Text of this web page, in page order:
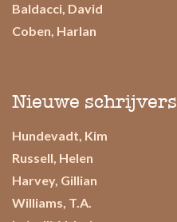
Baldacci, David
Coben, Harlan
Nieuwe schrijvers
Hundevadt, Kim
Russell, Helen
Harvey, Gillian
Williams, T.A.